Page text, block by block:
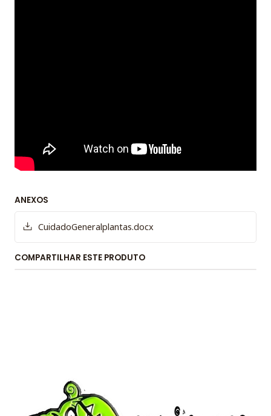
ANEXOS
CuidadoGeneralplantas.docx
COMPARTILHAR ESTE PRODUTO